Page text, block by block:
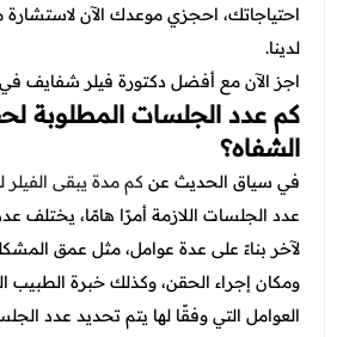
احتياجاتك، احجزي موعدك الآن لاستشارة
لدينا.
اجز الآن مع أفضل دكتورة فيلر شفايف
كم عدد الجلسات المطلوبة
الشفاه؟
في سياق الحديث عنكم مدة يبقى الفيلر
عدد الجلسات اللازمة أمرًا هامًا،
لآخر بناءً على عدة عوامل، مثل عمق
ومكان إجراء الحقن، وكذلك خبرة الطبيب
العوامل التي وفقًا لها يتم تحديد عدد